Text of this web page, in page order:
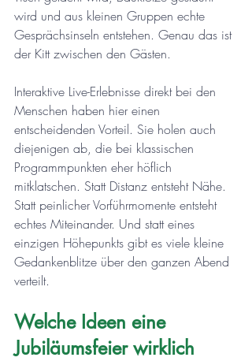
wird und aus kleinen Gruppen echte
Gesprächsinseln entstehen. Genau das ist
der Kitt zwischen den Gästen.
Interaktive Live-Erlebnisse direkt bei den
Menschen haben hier einen
entscheidenden Vorteil. Sie holen auch
diejenigen ab, die bei klassischen
Programmpunkten eher höflich
mitklatschen. Statt Distanz entsteht Nähe.
Statt peinlicher Vorführmomente entsteht
echtes Miteinander. Und statt eines
einzigen Höhepunkts gibt es viele kleine
Gedankenblitze über den ganzen Abend
verteilt.
Welche Ideen eine
Jubiläumsfeier wirklich